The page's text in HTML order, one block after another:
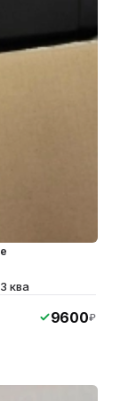
ква
9600₽